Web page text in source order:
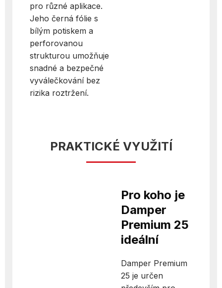
pro různé aplikace.
Jeho černá fólie s
bílým potiskem a
perforovanou
strukturou umožňuje
snadné a bezpečné
vyválečkování bez
rizika roztržení.
PRAKTICKÉ VYUŽITÍ
Pro koho je
Damper
Premium 25
ideální
Damper Premium
25 je určen